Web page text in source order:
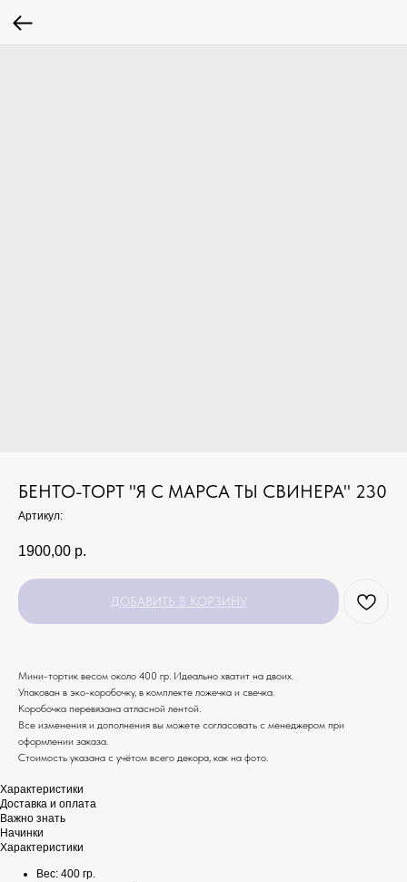
БЕНТО-ТОРТ "Я С МАРСА ТЫ СВИНЕРА" 230
Артикул:
1900,00 р.
ДОБАВИТЬ В КОРЗИНУ
Мини-тортик весом около 400 гр. Идеально хватит на двоих.
Упакован в эко-коробочку, в комплекте ложечка и свечка.
Коробочка перевязана атласной лентой.
Все изменения и дополнения вы можете согласовать с менеджером при
оформлении заказа.
Стоимость указана с учётом всего декора, как на фото.
Характеристики
Доставка и оплата
Важно знать
Начинки
Характеристики
Вес: 400 гр.